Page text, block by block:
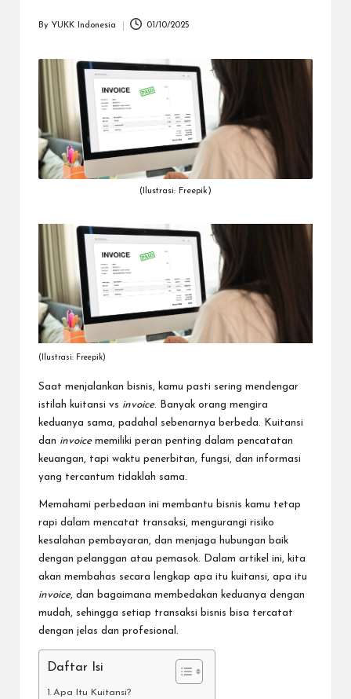
menerima
metode
mengirim
berbagai
tujuan
cepat,
mudah,
aman.
By YUKK Indonesia 01/10/2025
(Ilustrasi: Freepik)
(Ilustrasi: Freepik)
Saat menjalankan bisnis, kamu pasti sering mendengar
istilah kuitansi vs invoice. Banyak orang mengira
keduanya sama, padahal sebenarnya berbeda. Kuitansi
dan invoice memiliki peran penting dalam pencatatan
keuangan, tapi waktu penerbitan, fungsi, dan informasi
yang tercantum tidaklah sama.
Memahami perbedaan ini membantu bisnis kamu tetap
rapi dalam mencatat transaksi, mengurangi risiko
kesalahan pembayaran, dan menjaga hubungan baik
dengan pelanggan atau pemasok. Dalam artikel ini, kita
akan membahas secara lengkap apa itu kuitansi, apa itu
invoice, dan bagaimana membedakan keduanya dengan
mudah, sehingga setiap transaksi bisnis bisa tercatat
dengan jelas dan profesional.
Daftar Isi
Apa Itu Kuitansi?